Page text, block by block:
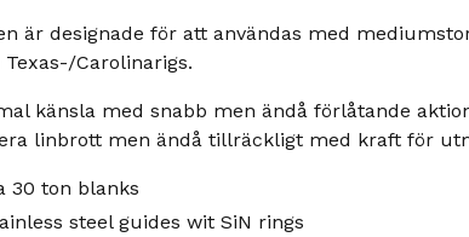
är designade för att användas med
Carolinarigs.
känsla med snabb men ändå förlåtande
linbrott men ändå tillräckligt med kraft för
30 ton blanks
steel guides wit SiN rings